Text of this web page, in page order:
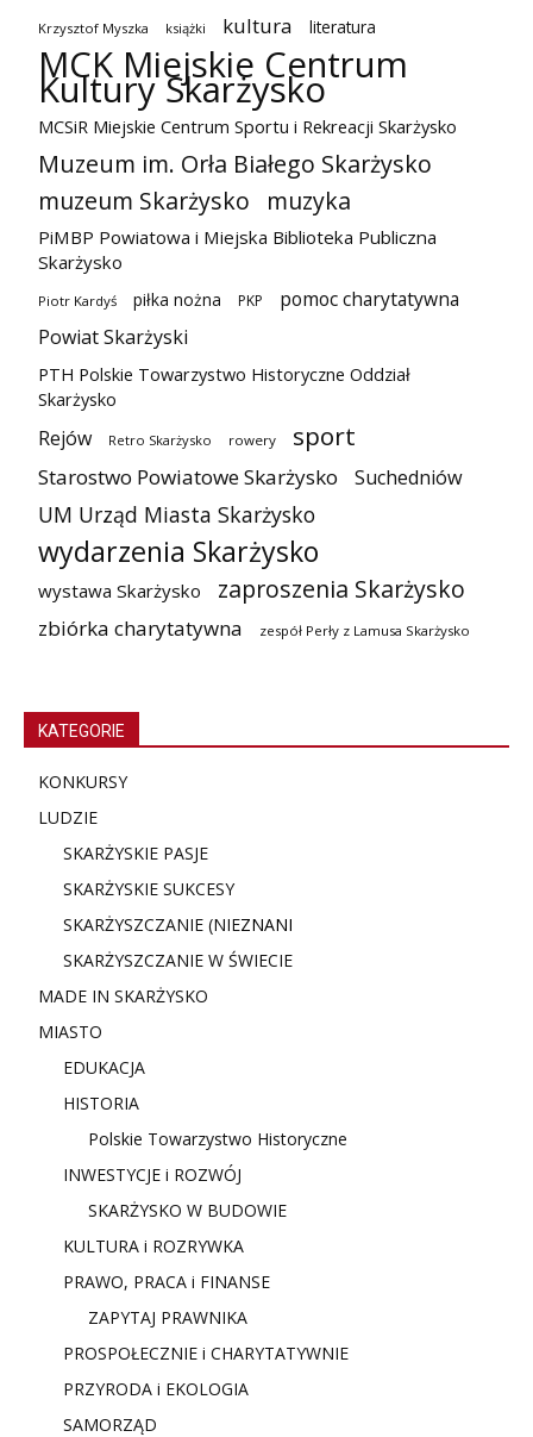
Krzysztof Myszka książki kultura literatura
MCK Miejskie Centrum
Kultury Skarżysko
MCSiR Miejskie Centrum Sportu i Rekreacji Skarżysko
Muzeum im. Orła Białego Skarżysko
muzeum Skarżysko
muzyka
PiMBP Powiatowa i Miejska Biblioteka Publiczna
Skarżysko
Piotr Kardyś piłka nożna PKP
pomoc charytatywna
Powiat Skarżyski
PTH Polskie Towarzystwo Historyczne Oddział
Skarżysko
Rejów Retro Skarżysko rowery sport
Starostwo Powiatowe Skarżysko Suchedniów
UM Urząd Miasta Skarżysko
wydarzenia Skarżysko
wystawa Skarżysko zaproszenia Skarżysko
zbiórka charytatywna zespół Perły z Lamusa Skarżysko
KATEGORIE
KONKURSY
LUDZIE
SKARŻYSKIE PASJE
SKARŻYSKIE SUKCESY
SKARŻYSZCZANIE (NIEZNANI
SKARŻYSZCZANIE W ŚWIECIE
MADE IN SKARŻYSKO
MIASTO
EDUKACJA
HISTORIA
Polskie Towarzystwo Historyczne
INWESTYCJE i ROZWÓJ
SKARŻYSKO W BUDOWIE
KULTURA i ROZRYWKA
PRAWO, PRACA i FINANSE
ZAPYTAJ PRAWNIKA
PROSPOŁECZNIE i CHARYTATYWNIE
PRZYRODA i EKOLOGIA
SAMORZĄD